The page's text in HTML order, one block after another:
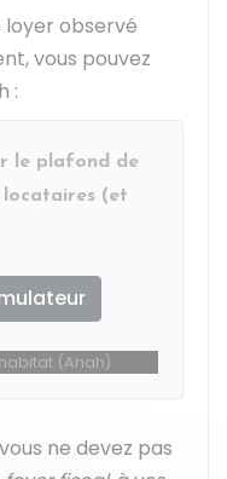
observé
vous pouvez
:
le plafond de
locataires (et
(Anah)
ne devez pas